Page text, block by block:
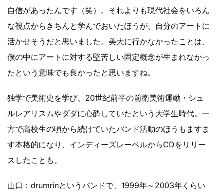
自信があったんです（笑）。それよりも現代社会をいろん
な視点からきちんと学んでおいたほうが、自分のアートに
活かせそうだと思いました。美大に行かなかったことは、
僕の中にアートに対する堅苦しい固定概念が生まれなかっ
たという意味でも良かったと思いますね。
独学で美術史を学び、20世紀前半の前衛美術運動・シュ
ルレアリスムやダダに心酔していたという大学生時代。一
方で高校生の頃から続けていたバンド活動のほうもますま
す本格的になり、インディーズレーベルからCDをリリー
スしたことも。
山口：drumrinというバンドで、1999年～2003年くらい